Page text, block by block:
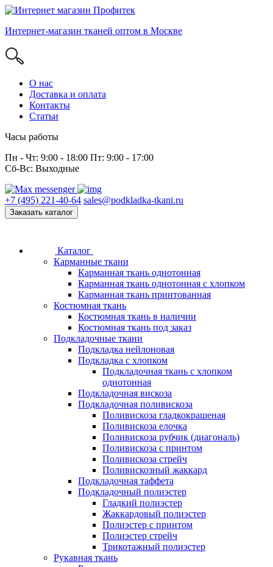
Интернет-магазин тканей оптом в Москве
О нас
Доставка и оплата
Контакты
Статьи
Часы работы
Пн - Чт: 9:00 - 18:00 Пт: 9:00 - 17:00
Сб-Вс: Выходные
+7 (495) 221-40-64 sales@podkladka-tkani.ru
Заказать каталог
Каталог
Карманные ткани
Карманная ткань однотонная
Карманная ткань однотонная с хлопком
Карманная ткань принтованная
Костюмная ткань
Костюмная ткань в наличии
Костюмная ткань под заказ
Подкладочные ткани
Подкладка нейлоновая
Подкладка с хлопком
Подкладочная ткань с хлопком
однотонная
Подкладочная вискоза
Подкладочная поливискоза
Поливискоза гладкокрашеная
Поливискоза елочка
Поливискоза рубчик (диагональ)
Поливискоза с принтом
Поливискоза стрейч
Поливискозный жаккард
Подкладочная таффета
Подкладочный полиэстер
Гладкий полиэстер
Жаккардовый полиэстер
Полиэстер с принтом
Полиэстер стрейч
Трикотажный полиэстер
Рукавная ткань